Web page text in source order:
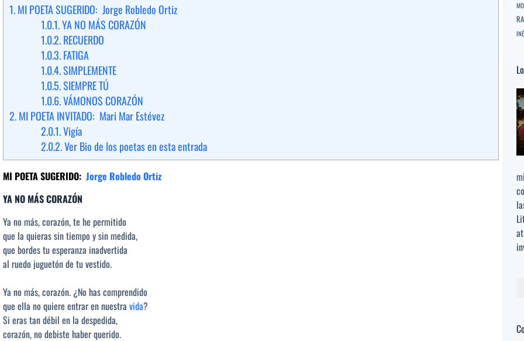
1.MI POETA SUGERIDO: Jorge Robledo Ortiz
1.0.1.YA NO MÁS CORAZÓN
1.0.2.RECUERDO
1.0.3.FATIGA
1.0.4.SIMPLEMENTE
1.0.5.SIEMPRE TÚ
1.0.6.VÁMONOS CORAZÓN
2.MI POETA INVITADO: Mari Mar Estévez
2.0.1.Vigía
2.0.2.Ver Bio de los poetas en esta entrada
MI POETA SUGERIDO: Jorge Robledo Ortiz
YA NO MÁS CORAZÓN
Ya no más, corazón, te he permitido
que la quieras sin tiempo y sin medida,
que bordes tu esperanza inadvertida
al ruedo juguetón de tu vestido.
Ya no más, corazón. ¿No has comprendido
que ella no quiere entrar en nuestra vida?
Si eras tan débil en la despedida,
corazón, no debiste haber querido.